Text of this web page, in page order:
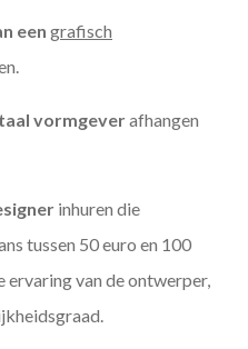
een grafisch
vormgeverafhangen
inhuren die
tussen 50 euro en 100
ervaring van de ontwerper,